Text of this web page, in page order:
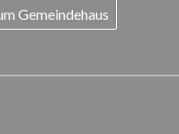
Gemeindehaus